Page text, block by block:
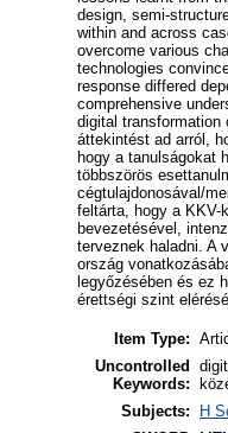
design, semi-
within and across
overcome various
technologies
response differed
comprehensive
digital
áttekintést ad arról,
hogy a tanulságokat
többszörös
cégtulajdonosával/
feltárta, hogy a KKV-
bevezetésével,
terveznek haladni. A
ország
legyőzésében és ez
érettségi szint
Item Type:
Uncontrolled
Keywords:
Subjects:
H